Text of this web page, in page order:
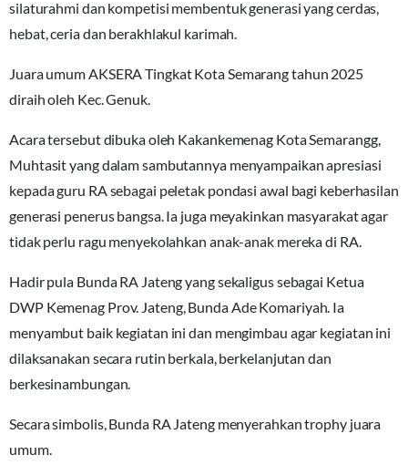
silaturahmi dan kompetisi membentuk generasi yang cerdas,
hebat, ceria dan berakhlakul karimah.
Juara umum AKSERA Tingkat Kota Semarang tahun 2025
diraih oleh Kec. Genuk.
Acara tersebut dibuka oleh Kakankemenag Kota Semarangg,
Muhtasit yang dalam sambutannya menyampaikan apresiasi
kepada guru RA sebagai peletak pondasi awal bagi keberhasilan
generasi penerus bangsa. Ia juga meyakinkan masyarakat agar
tidak perlu ragu menyekolahkan anak-anak mereka di RA.
Hadir pula Bunda RA Jateng yang sekaligus sebagai Ketua
DWP Kemenag Prov. Jateng, Bunda Ade Komariyah. Ia
menyambut baik kegiatan ini dan mengimbau agar kegiatan ini
dilaksanakan secara rutin berkala, berkelanjutan dan
berkesinambungan.
Secara simbolis, Bunda RA Jateng menyerahkan trophy juara
umum.